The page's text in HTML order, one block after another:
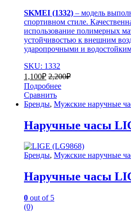
SKMEI (1332) – модель
спортивном стиле.
использование полимерных
устойчивостью к внешним
ударопрочными и
SKU: 1332
1,100₽ 2,200₽
Подробнее
Сравнить
Бренды, Мужские наручные
Наручные часы
Бренды, Мужские наручные
Наручные часы
0 out of 5
(0)